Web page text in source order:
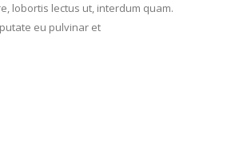
lobortis lectus ut, interdum quam.
eu pulvinar et